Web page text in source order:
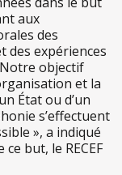
aux
des
des expériences
objectif
et la
État ou d’un
s’effectuent
», a indiqué
but, le RECEF